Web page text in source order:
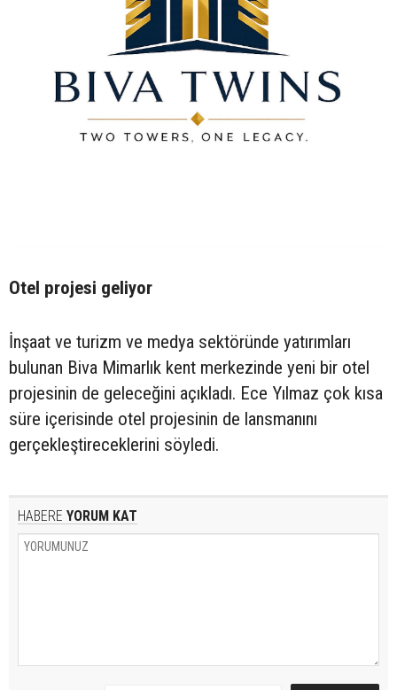
Otel projesi geliyor
İnşaat ve turizm ve medya sektöründe yatırımları
bulunan Biva Mimarlık kent merkezinde yeni bir otel
projesinin de geleceğini açıkladı. Ece Yılmaz çok kısa
süre içerisinde otel projesinin de lansmanını
gerçekleştireceklerini söyledi.
HABERE YORUM KAT